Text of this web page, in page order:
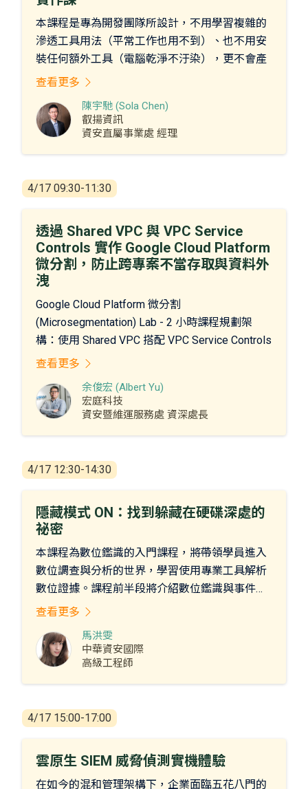
往利用Mimikatz、LaZagne、Nmap等工具竊取憑
證、提升權限，進而存取機密資料並擴大攻擊範
圍。
因此，企業亟需高效的威脅偵測與應變機制，以
Threat Defence 提供高精準度的威脅偵測與強大
的風險緩解能力，幫助企業有效防範身分安全威
攻擊生命週期，從初始入侵到全面攻擊執行，親
（Deception-based Endpoint Technology）”來偵
測並攔截威脅。透過白帽駭客的視角，您將深入
理解攻擊者的戰術手法，同時強化自身的防禦策
略與應變能力。
千萬別錯過這次難得的實戰演練！立即報名，踏
出強化身分安全防護的第一步!
本課程是專為開發團隊所設計，不用學習複雜的
滲透工具用法（平常工作也用不到）、也不用安
裝任何額外工具（電腦乾淨不汙染），更不會產
生任何攻擊流量（企業無須擔心學員操作失誤導
在本次 CyberLab 活動中提供 OWASP Top 10
A01~A02 多種漏洞的擬真環境，學員將在課程中
實際利用這些漏洞演練攻擊行為，更深刻的理解
查看更多
陳宇馳 (Sola Chen)
叡揚資訊
資安直屬事業處 經理
4/17 09:30-11:30
透過 Shared VPC 與 VPC Service
Controls 實作 Google Cloud Platform
微分割，防止跨專案不當存取與資料外
洩
Google Cloud Platform 微分割
(Microsegmentation) Lab - 2 小時課程規劃架
構：使用 Shared VPC 搭配 VPC Service Controls
實現微分割基本資訊。
使用 GCP 服務
1. 網路與計算：VPC、Shared VPC、Subnets、
Compute Engine
2. 安全與控制：VPC Service Controls、Firewall
Rules、Cloud Armor (選用)
3. IAM 與資源管理：IAM Policy Binding、
查看更多
余俊宏 (Albert Yu)
宏庭科技
資安暨維運服務處 資深處長
4/17 12:30-14:30
隱藏模式 ON：找到躲藏在硬碟深處的
祕密
本課程為數位鑑識的入門課程，將帶領學員進入
數位調查與分析的世界，學習使用專業工具解析
數位證據。課程前半段將介紹數位鑑識與事件調
查的細微差異，中段透過手把手教學，使學員熟
境模擬真實調查情境，讓學員親自參與案件分
析，體驗資安人員在調查過程中的心路歷程，培
查看更多
馬洪雯
中華資安國際
高級工程師
4/17 15:00-17:00
雲原生 SIEM 威脅偵測實機體驗
在如今的混和管理架構下，企業面臨五花八門的